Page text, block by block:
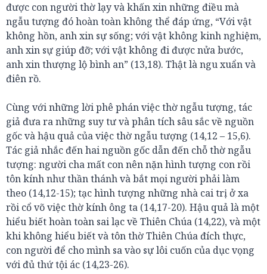
được con người thờ lạy và khấn xin những điều mà
ngẫu tượng đó hoàn toàn không thể đáp ứng, “Với vật
không hồn, anh xin sự sống; với vật không kinh nghiệm,
anh xin sự giúp đỡ; với vật không đi được nửa bước,
anh xin thượng lộ bình an” (13,18). Thật là ngu xuẩn và
điên rồ.
Cùng với những lời phê phán việc thờ ngẫu tượng, tác
giả đưa ra những suy tư và phân tích sâu sắc về nguồn
gốc và hậu quả của việc thờ ngẫu tượng (14,12 – 15,6).
Tác giả nhắc đến hai nguồn gốc dẫn đến chỗ thờ ngẫu
tượng: người cha mất con nên nặn hình tượng con rồi
tôn kính như thần thánh và bắt mọi người phải làm
theo (14,12-15); tạc hình tượng những nhà cai trị ở xa
rồi cổ võ việc thờ kính ông ta (14,17-20). Hậu quả là một
hiểu biết hoàn toàn sai lạc về Thiên Chúa (14,22), và một
khi không hiểu biết và tôn thờ Thiên Chúa đích thực,
con người để cho mình sa vào sự lôi cuốn của dục vọng
với đủ thứ tội ác (14,23-26).